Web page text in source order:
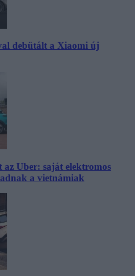
debütált a Xiaomi új
Uber: saját elektromos
a vietnámiak